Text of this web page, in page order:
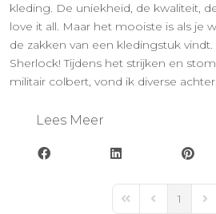
kleding. De uniekheid, de kwaliteit,
love it all. Maar het mooiste is als je
de zakken van een kledingstuk
Sherlock! Tijdens het strijken en
militair colbert, vond ik diverse
Lees Meer
First PagePrevious
1